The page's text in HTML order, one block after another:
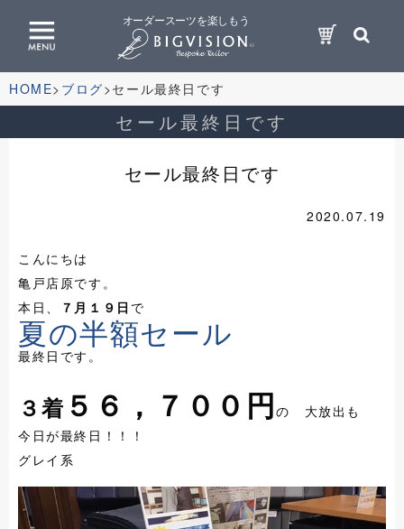
オーダースーツを楽しもう
HOME ブログ セール最終日です
セール最終日です
セール最終日です
2020.07.19
こんにちは
亀戸店原です。
本日、
７月１９日 で
夏の半額セール
最終日です。
３着 ５６，７００円の 大放出も
今日が最終日！！！
グレイ系